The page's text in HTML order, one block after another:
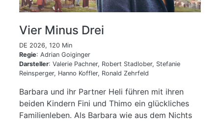
Vier Minus Drei
DE 2026, 120 Min
Regie: Adrian Goiginger
Darsteller: Valerie Pachner, Robert Stadlober, Stefanie
Reinsperger, Hanno Koffler, Ronald Zehrfeld
Barbara und ihr Partner Heli führen mit ihren
beiden Kindern Fini und Thimo ein glückliches
Familienleben. Als Barbara wie aus dem Nichts